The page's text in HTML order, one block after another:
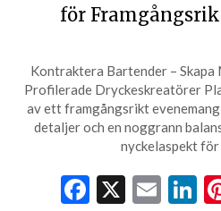
för
Kontraktera Bartender – Skapa
Profilerade Dryckeskreatörer
av ett framgångsrikt
detaljer och en noggrann
nyckelaspekt för
Facebook
X